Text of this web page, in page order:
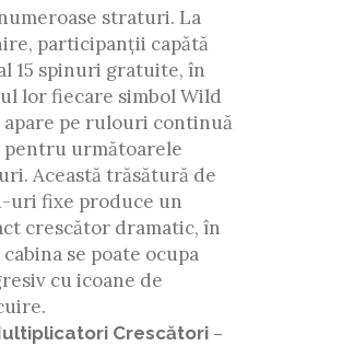
straturi. La
participanții capătă
15 spinuri gratuite, în
lor fiecare simbol Wild
apare pe rulouri continuă
următoarele
Această trăsătură de
uri fixe produce un
crescător dramatic, în
se poate ocupa
cu icoane de
Crescători –